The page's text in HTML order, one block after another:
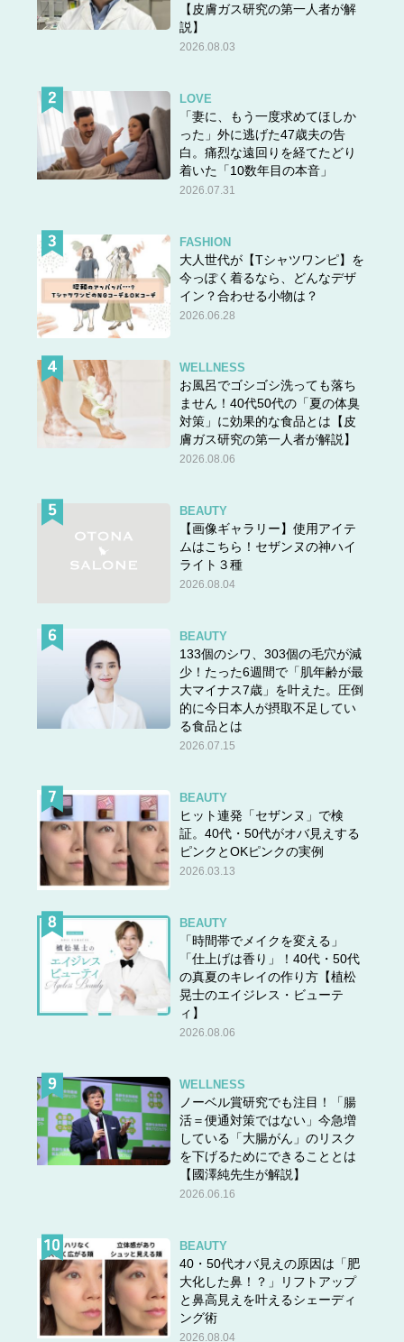
【皮膚ガス研究の第一人者が解
説】
2026.08.03
LOVE
「妻に、もう一度求めてほしか
った」外に逃げた47歳夫の告
白。痛烈な遠回りを経てたどり
着いた「10数年目の本音」
2026.07.31
FASHION
大人世代が【Tシャツワンピ】を
今っぽく着るなら、どんなデザ
イン？合わせる小物は？
2026.06.28
WELLNESS
お風呂でゴシゴシ洗っても落ち
ません！40代50代の「夏の体臭
対策」に効果的な食品とは【皮
膚ガス研究の第一人者が解説】
2026.08.06
BEAUTY
【画像ギャラリー】使用アイテ
ムはこちら！セザンヌの神ハイ
ライト３種
2026.08.04
BEAUTY
133個のシワ、303個の毛穴が減
少！たった6週間で「肌年齢が最
大マイナス7歳」を叶えた。圧倒
的に今日本人が摂取不足してい
る食品とは
2026.07.15
BEAUTY
ヒット連発「セザンヌ」で検
証。40代・50代がオバ見えする
ピンクとOKピンクの実例
2026.03.13
BEAUTY
「時間帯でメイクを変える」
「仕上げは香り」！40代・50代
の真夏のキレイの作り方【植松
晃士のエイジレス・ビューテ
ィ】
2026.08.06
WELLNESS
ノーベル賞研究でも注目！「腸
活＝便通対策ではない」今急増
している「大腸がん」のリスク
を下げるためにできることとは
【國澤純先生が解説】
2026.06.16
BEAUTY
40・50代オバ見えの原因は「肥
大化した鼻！？」リフトアップ
と鼻高見えを叶えるシェーディ
ング術
2026.08.04